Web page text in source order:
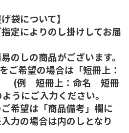
袋について】
定によりのし掛けしてお届
のしの商品がございます。
ご希望の場合は「短冊上：
例 短冊上：命名 短冊
うにご入力ください。
希望は「商品備考」欄に
力の場合は内のしとなり